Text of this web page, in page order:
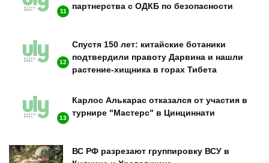
11
партнерства с ОДКБ по безопасности
12
Спустя 150 лет: китайские ботаники
подтвердили правоту Дарвина и нашли
растение-хищника в горах Тибета
13
Карлос Алькарас отказался от участия в
турнире "Мастерс" в Цинциннати
ВС РФ разрезают группировку ВСУ в